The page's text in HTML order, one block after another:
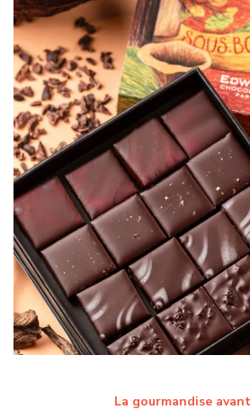
La gourmandise